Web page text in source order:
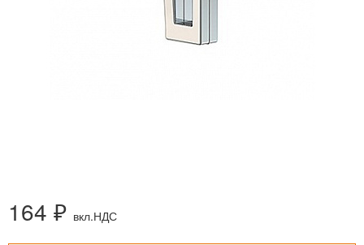
164 ₽ вкл.НДС